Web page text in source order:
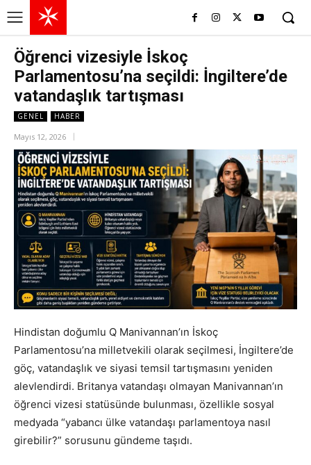
Öğrenci vizesiyle İskoç
Parlamentosu’na seçildi: İngiltere’de
vatandaşlık tartışması
GENEL HABER
Mayıs 12, 2026
Hindistan doğumlu Q Manivannan’ın İskoç
Parlamentosu’na milletvekili olarak seçilmesi, İngiltere’de
göç, vatandaşlık ve siyasi temsil tartışmasını yeniden
alevlendirdi. Britanya vatandaşı olmayan Manivannan’ın
öğrenci vizesi statüsünde bulunması, özellikle sosyal
medyada “yabancı ülke vatandaşı parlamentoya nasıl
girebilir?” sorusunu gündeme taşıdı.